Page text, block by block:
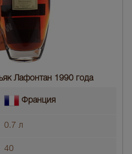
Лафонтан 1990 года
Франция
0.7 л
40